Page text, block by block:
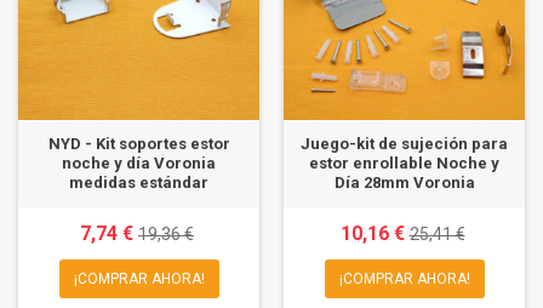
NYD - Kit soportes estor
noche y día Voronia
medidas estándar
7,74 € 19,36 €
¡COMPRAR AHORA!
Juego-kit de sujeción para
estor enrollable Noche y
Día 28mm Voronia
10,16 €25,41 €
¡COMPRAR AHORA!